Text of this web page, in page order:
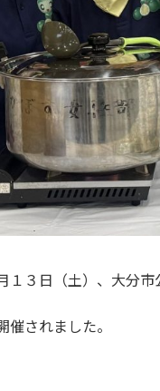
１３日（土）、大分
催されました。